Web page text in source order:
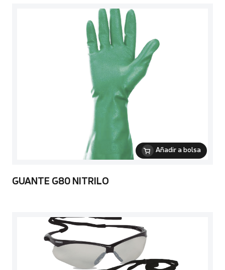
Añadir a bolsa
GUANTE G80 NITRILO